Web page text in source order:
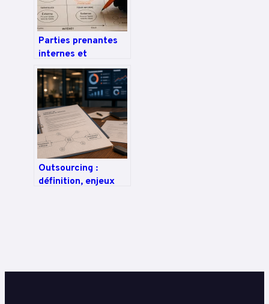
Parties prenantes
internes et
externes : comment
arbitrer entre
intérêts divergents
et stratégie RSE
Outsourcing :
définition, enjeux